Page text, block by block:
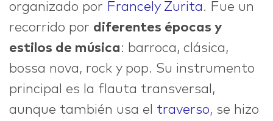
organizado por Francely Zurita. Fue un
recorrido por diferentes épocas y
estilos de música: barroca, clásica,
bossa nova, rock y pop. Su instrumento
principal es la flauta transversal,
aunque también usa el traverso, se hizo
IDEAS
ABOUT